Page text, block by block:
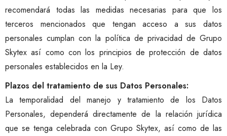
recomendará todas las medidas necesarias para que los
terceros mencionados que tengan acceso a sus datos
personales cumplan con la política de privacidad de Grupo
Skytex así como con los principios de protección de datos
personales establecidos en la Ley.
Plazos del tratamiento de sus Datos Personales:
La temporalidad del manejo y tratamiento de los Datos
Personales, dependerá directamente de la relación jurídica
que se tenga celebrada con Grupo Skytex, así como de las